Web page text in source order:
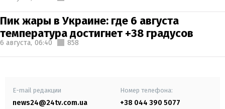
Пик жары в Украине: где 6 августа
температура достигнет +38 градусов
6 августа, 06:40 858
E-mail редакции
news24@24tv.com.ua
Номер телефона:
+38 044 390 5077